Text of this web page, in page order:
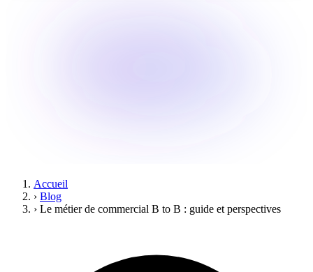
Accueil
› Blog
› Le métier de commercial B to B : guide et perspectives